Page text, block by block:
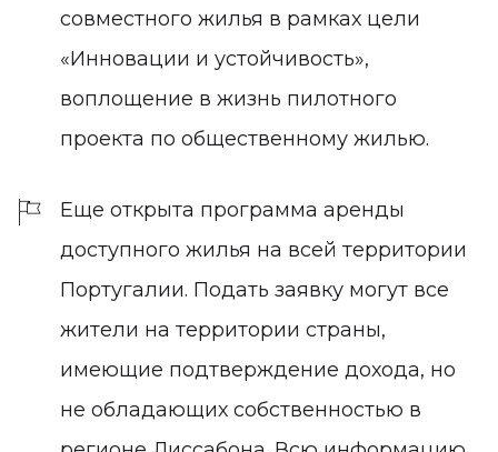
совместного жилья в рамках цели
«Инновации и устойчивость»,
воплощение в жизнь пилотного
проекта по общественному жилью.
Еще открыта программа аренды
доступного жилья на всей территории
Португалии. Подать заявку могут все
жители на территории страны,
имеющие подтверждение дохода, но
не обладающих собственностью в